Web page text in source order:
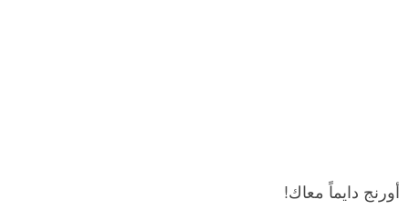
أورنج دايماً معاك!